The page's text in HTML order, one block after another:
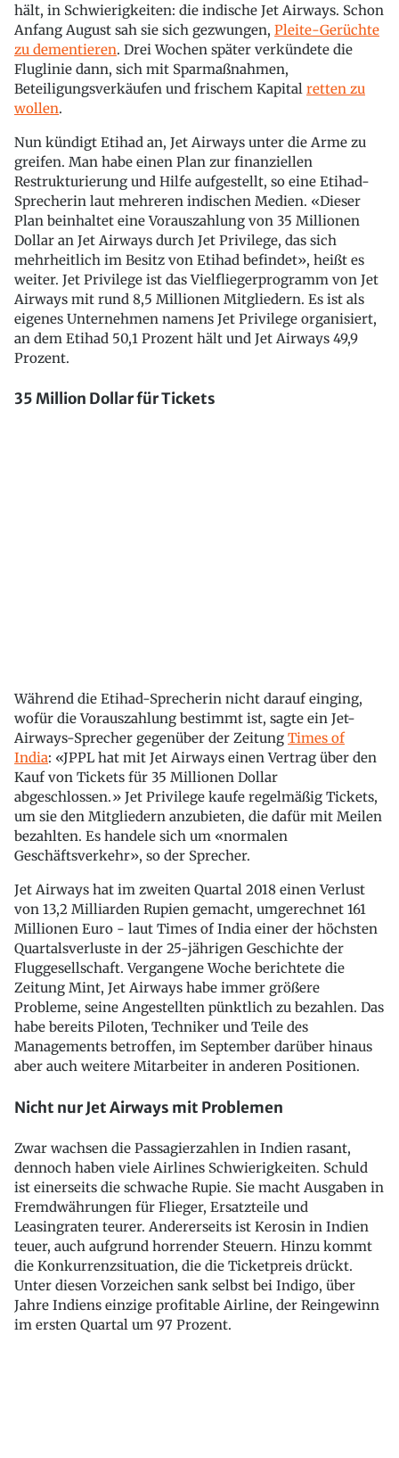
hält, in Schwierigkeiten: die indische Jet Airways. Schon
Anfang August sah sie sich gezwungen, Pleite-Gerüchte
zu dementieren. Drei Wochen später verkündete die
Fluglinie dann, sich mit Sparmaßnahmen,
Beteiligungsverkäufen und frischem Kapital retten zu
wollen.
Nun kündigt Etihad an, Jet Airways unter die Arme zu
greifen. Man habe einen Plan zur finanziellen
Restrukturierung und Hilfe aufgestellt, so eine Etihad-
Sprecherin laut mehreren indischen Medien. «Dieser
Plan beinhaltet eine Vorauszahlung von 35 Millionen
Dollar an Jet Airways durch Jet Privilege, das sich
mehrheitlich im Besitz von Etihad befindet», heißt es
weiter. Jet Privilege ist das Vielfliegerprogramm von Jet
Airways mit rund 8,5 Millionen Mitgliedern. Es ist als
eigenes Unternehmen namens Jet Privilege organisiert,
an dem Etihad 50,1 Prozent hält und Jet Airways 49,9
Prozent.
35 Million Dollar für Tickets
Während die Etihad-Sprecherin nicht darauf einging,
wofür die Vorauszahlung bestimmt ist, sagte ein Jet-
Airways-Sprecher gegenüber der Zeitung Times of
India: «JPPL hat mit Jet Airways einen Vertrag über den
Kauf von Tickets für 35 Millionen Dollar
abgeschlossen.» Jet Privilege kaufe regelmäßig Tickets,
um sie den Mitgliedern anzubieten, die dafür mit Meilen
bezahlten. Es handele sich um «normalen
Geschäftsverkehr», so der Sprecher.
Jet Airways hat im zweiten Quartal 2018 einen Verlust
von 13,2 Milliarden Rupien gemacht, umgerechnet 161
Millionen Euro - laut Times of India einer der höchsten
Quartalsverluste in der 25-jährigen Geschichte der
Fluggesellschaft. Vergangene Woche berichtete die
Zeitung Mint, Jet Airways habe immer größere
Probleme, seine Angestellten pünktlich zu bezahlen. Das
habe bereits Piloten, Techniker und Teile des
Managements betroffen, im September darüber hinaus
aber auch weitere Mitarbeiter in anderen Positionen.
Nicht nur Jet Airways mit Problemen
Zwar wachsen die Passagierzahlen in Indien rasant,
dennoch haben viele Airlines Schwierigkeiten. Schuld
ist einerseits die schwache Rupie. Sie macht Ausgaben in
Fremdwährungen für Flieger, Ersatzteile und
Leasingraten teurer. Andererseits ist Kerosin in Indien
teuer, auch aufgrund horrender Steuern. Hinzu kommt
die Konkurrenzsituation, die die Ticketpreis drückt.
Unter diesen Vorzeichen sank selbst bei Indigo, über
Jahre Indiens einzige profitable Airline, der Reingewinn
im ersten Quartal um 97 Prozent.